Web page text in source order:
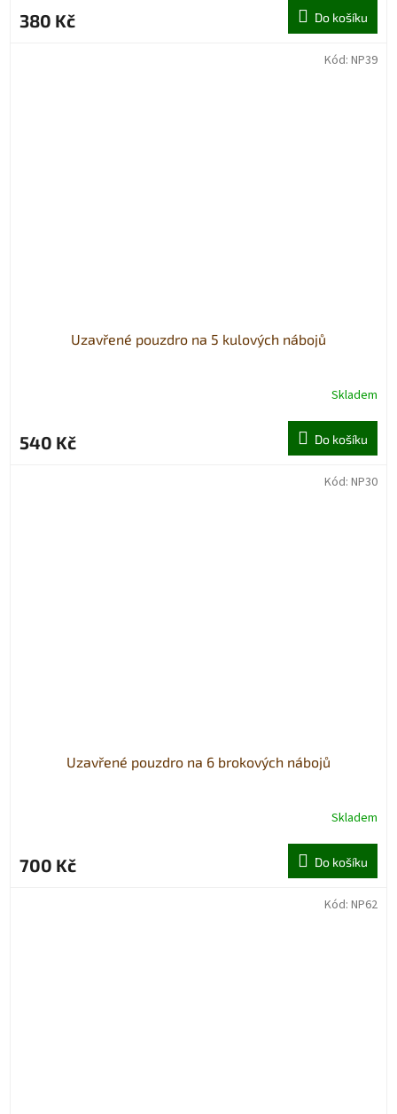
380 Kč Do košíku
Uzavřené pouzdro na 5 kulových nábojů
Skladem
540 Kč Do košíku
Kód: NP39
Uzavřené pouzdro na 6 brokových nábojů
Skladem
700 Kč Do košíku
Kód: NP30
Kód: NP62